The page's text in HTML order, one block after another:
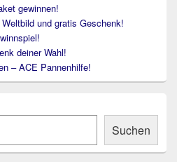
gewinnen!
und gratis Geschenk!
deiner Wahl!
– ACE Pannenhilfe!
Suchen